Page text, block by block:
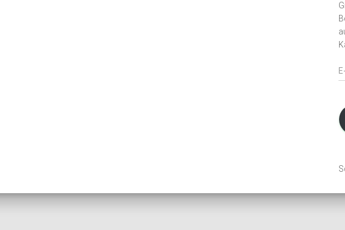
a
c
h
:
E
-
i
d
e